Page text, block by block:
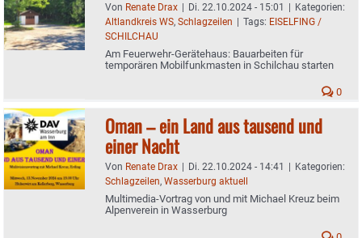
Von Renate Drax | Di. 22.10.2024 - 15:01 | Kategorien:
Altlandkreis WS, Schlagzeilen | Tags: EISELFING /
SCHILCHAU
Am Feuerwehr-Gerätehaus: Bauarbeiten für
temporären Mobilfunkmasten in Schilchau starten
0
Oman – ein Land aus tausend und
einer Nacht
Von Renate Drax | Di. 22.10.2024 - 14:41 | Kategorien:
Schlagzeilen, Wasserburg aktuell
Multimedia-Vortrag von und mit Michael Kreuz beim
Alpenverein in Wasserburg